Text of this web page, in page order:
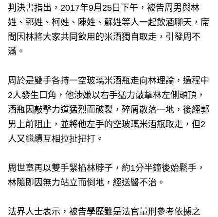
判決書指出，2017年9月25日下午，被告周男與林
姓、郭姓、柯姓、陳姓、蘇姓等人一起飲酒聊天，席
間因林將大家共同飲用的米酒獨自取走，引發周不
滿。
周於是雙手各持一空玻璃米酒瓶走向林理論，過程中
2人發生口角，他涉嫌以右手猛力敲擊林左側頭頂，
酒瓶因敲擊力道猛烈而破裂，碎屑散落一地，後經郭
男上前阻止，並將他左手的空玻璃米酒瓶取走，但2
人又繼續互相拉扯扭打。
周世章再以雙手緊掐林脖子，約1分半鐘後始鬆手，
林隨即因無力站立而倒地，經送醫不治。
法界人士表示，被告學歷雖是法官量刑參考依據之